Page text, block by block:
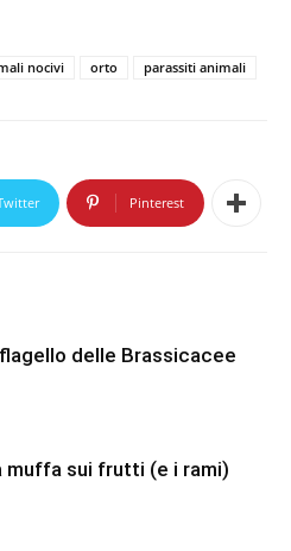
nocivi orto parassiti animali
Pinterest
delle Brassicacee
muffa sui frutti (e i rami)